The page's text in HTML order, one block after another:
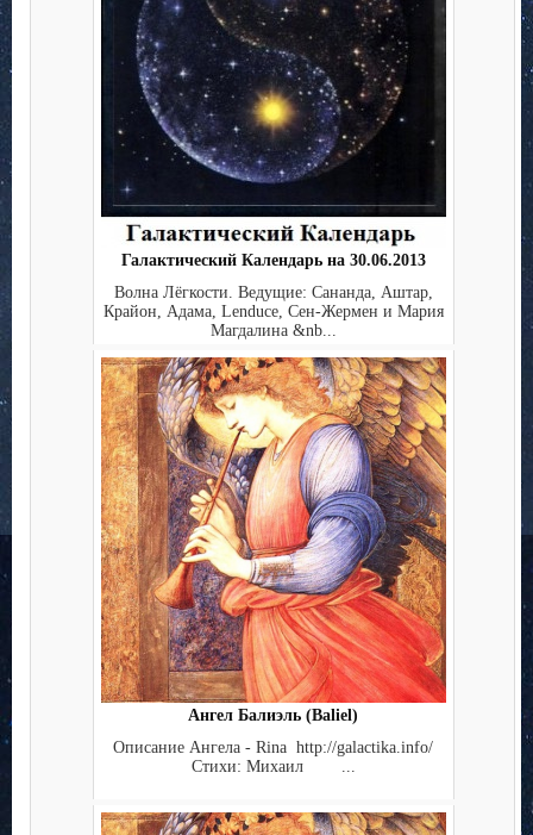
Галактический Календарь на 30.06.2013
Волна Лёгкости. Ведущие: Сананда, Аштар,
Крайон, Адама, Lenduce, Сен-Жермен и Мария
Магдалина &nb...
Ангел Балиэль (Baliel)
Описание Ангела - Rina http://galactika.info/
Стихи: Михаил ...